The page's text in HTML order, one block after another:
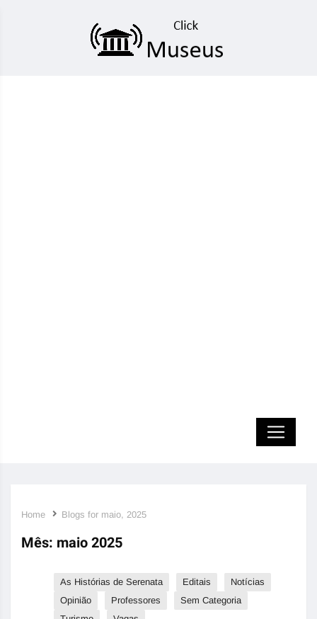
Home Blogs for maio, 2025
Mês: maio 2025
As Histórias de Serenata Editais
Notícias
Opinião
Professores
Sem Categoria